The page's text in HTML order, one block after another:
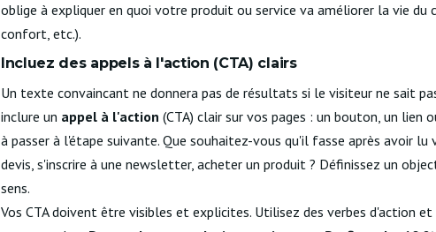
oblige à expliquer en quoi votre produit ou service va améliorer la vie du
confort, etc.).
Incluez des appels à l'action (CTA) clairs
Un texte convaincant ne donnera pas de résultats si le visiteur ne sait
inclure un appel à l'action (CTA) clair sur vos pages : un bouton, un
à passer à l'étape suivante. Que souhaitez-vous qu'il fasse après avoir
devis, s'inscrire à une newsletter, acheter un produit ? Définissez un
sens.
Vos CTA doivent être visibles et explicites. Utilisez des verbes d'action